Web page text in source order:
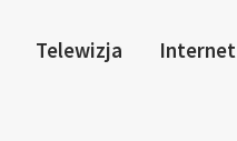
Telewizja Internet